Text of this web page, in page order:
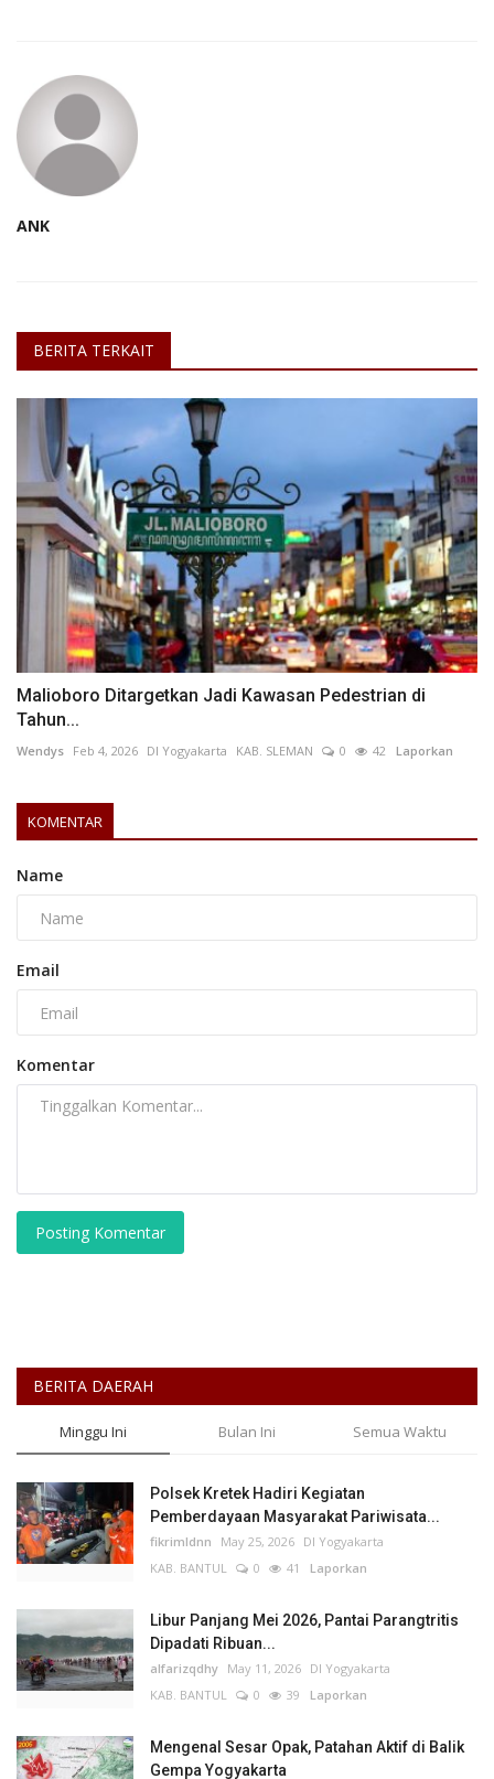
ANK
BERITA TERKAIT
Malioboro Ditargetkan Jadi Kawasan Pedestrian di
Tahun...
Wendys Feb 4, 2026 DI Yogyakarta KAB. SLEMAN 0 42 Laporkan
KOMENTAR
Name
Email
Komentar
Posting Komentar
BERITA DAERAH
Minggu Ini Bulan Ini Semua Waktu
Polsek Kretek Hadiri Kegiatan
Pemberdayaan Masyarakat Pariwisata...
fikrimldnn May 25, 2026 DI Yogyakarta
KAB. BANTUL
0 41 Laporkan
Libur Panjang Mei 2026, Pantai Parangtritis
Dipadati Ribuan...
alfarizqdhy May 11, 2026 DI Yogyakarta
KAB. BANTUL
0 39 Laporkan
Mengenal Sesar Opak, Patahan Aktif di Balik
Gempa Yogyakarta